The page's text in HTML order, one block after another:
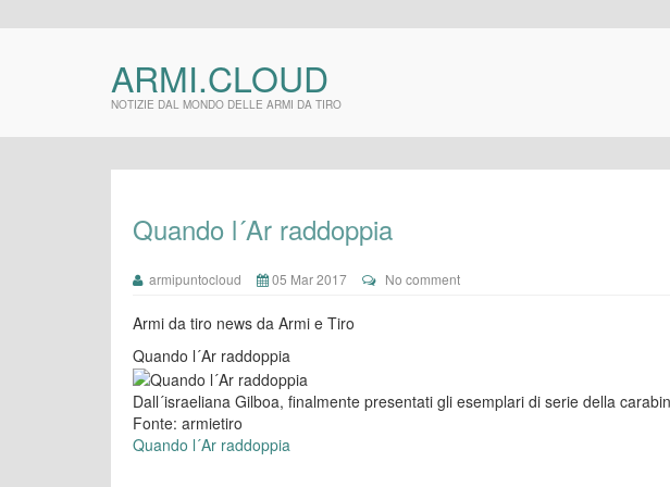
ARMI.CLOUD
NOTIZIE DAL MONDO DELLE ARMI DA TIRO
Quando l´Ar raddoppia
armipuntocloud 05 Mar 2017 No comment
Armi da tiro news da Armi e Tiro
Quando l´Ar raddoppia
Dall´israeliana Gilboa, finalmente presentati gli esemplari di serie della
Fonte: armietiro
Quando l´Ar raddoppia